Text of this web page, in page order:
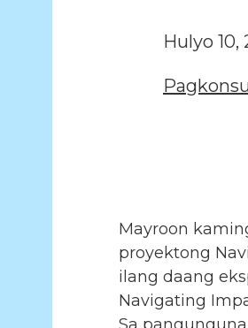
Hulyo 10,
Mayroon
proyektong
ilang daang
Navigating